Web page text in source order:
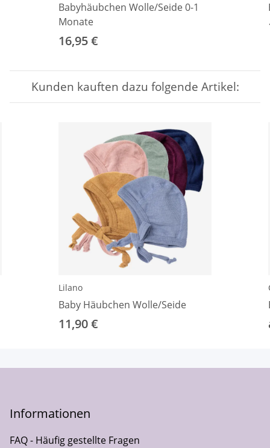
Babyhäubchen Wolle/Seide 0-1
Monate
16,95 €
Kunden kauften dazu folgende Artikel:
Lilano
Baby Häubchen Wolle/Seide
11,90 €
Informationen
FAQ - Häufig gestellte Fragen